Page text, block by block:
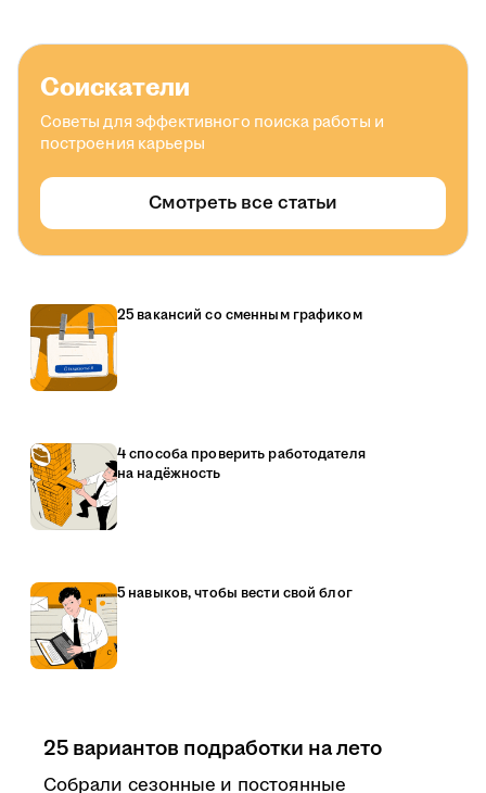
Соискатели
Советы для эффективного поиска работы и
построения карьеры
Смотреть все статьи
25 вакансий со сменным графиком
4 способа проверить работодателя
на надёжность
5 навыков, чтобы вести свой блог
25 вариантов подработки на лето
Собрали сезонные и постоянные